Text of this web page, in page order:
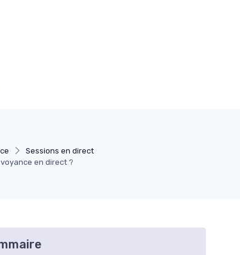
Sessions en direct
en direct ?